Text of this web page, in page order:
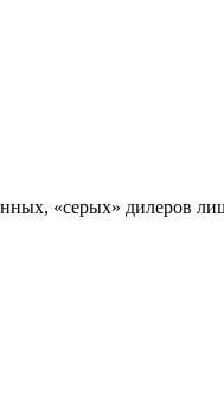
«серых» дилеров